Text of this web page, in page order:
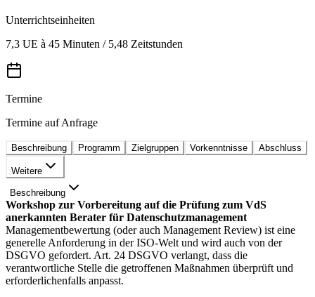
Unterrichtseinheiten
7,3 UE à 45 Minuten / 5,48 Zeitstunden
Termine
Termine auf Anfrage
Beschreibung Programm Zielgruppen Vorkenntnisse Abschluss
Weitere
Beschreibung
Workshop zur Vorbereitung auf die Prüfung zum VdS
anerkannten Berater für Datenschutzmanagement
Managementbewertung (oder auch Management Review) ist eine
generelle Anforderung in der ISO-Welt und wird auch von der
DSGVO gefordert. Art. 24 DSGVO verlangt, dass die
verantwortliche Stelle die getroffenen Maßnahmen überprüft und
erforderlichenfalls anpasst.